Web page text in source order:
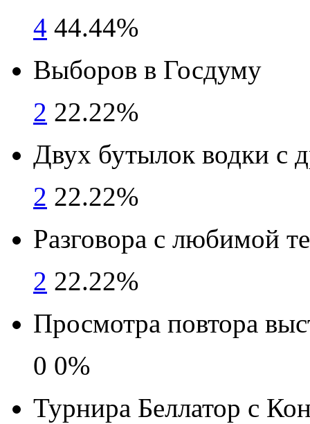
4 44.44%
Выборов в Госдуму
2 22.22%
Двух бутылок водки с
2 22.22%
Разговора с любимой
2 22.22%
Просмотра повтора
0 0%
Турнира Беллатор с